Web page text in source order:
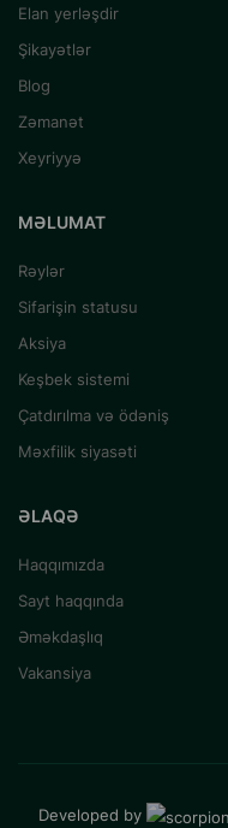
Elan yerləşdir
Şikayətlər
Blog
Zəmanət
Xeyriyyə
MƏLUMAT
Rəylər
Sifarişin statusu
Aksiya
Keşbek sistemi
Çatdırılma və ödəniş
Məxfilik siyasəti
ƏLAQƏ
Haqqımızda
Sayt haqqında
Əməkdaşlıq
Vakansiya
Developed by